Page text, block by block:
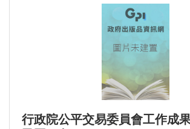
行政院公平交易委員會工作成